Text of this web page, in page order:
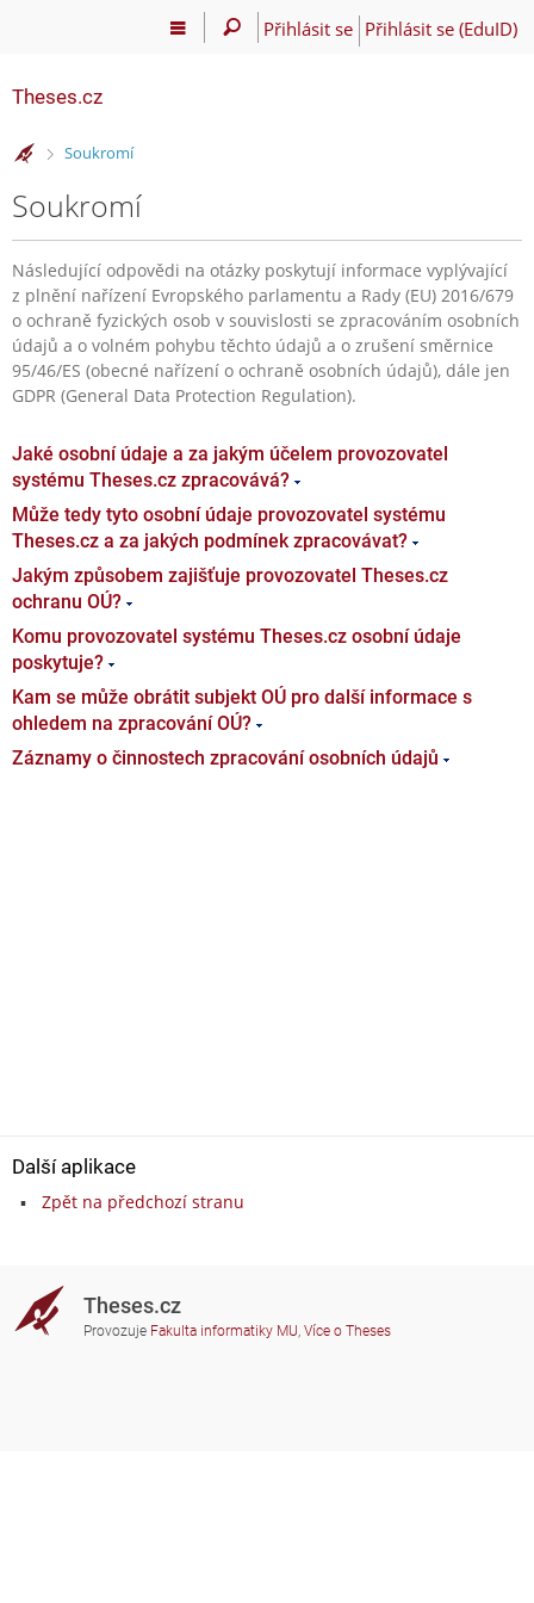
Přihlásit se Přihlásit se (EduID)
Theses.cz
>
Soukromí
Soukromí
Následující odpovědi na otázky poskytují informace vyplývající
z plnění nařízení Evropského parlamentu a Rady (EU) 2016/679
o ochraně fyzických osob v souvislosti se zpracováním osobních
údajů a o volném pohybu těchto údajů a o zrušení směrnice
95/46/ES (obecné nařízení o ochraně osobních údajů), dále jen
GDPR (General Data Protection Regulation).
Jaké osobní údaje a za jakým účelem provozovatel
systému Theses.cz zpracovává?
Může tedy tyto osobní údaje provozovatel systému
Theses.cz a za jakých podmínek zpracovávat?
Jakým způsobem zajišťuje provozovatel Theses.cz
ochranu OÚ?
Komu provozovatel systému Theses.cz osobní údaje
poskytuje?
Kam se může obrátit subjekt OÚ pro další informace s
ohledem na zpracování OÚ?
Záznamy o činnostech zpracování osobních údajů
Další aplikace
Zpět na předchozí stranu
Theses.cz
Provozuje Fakulta informatiky MU, Více o Theses